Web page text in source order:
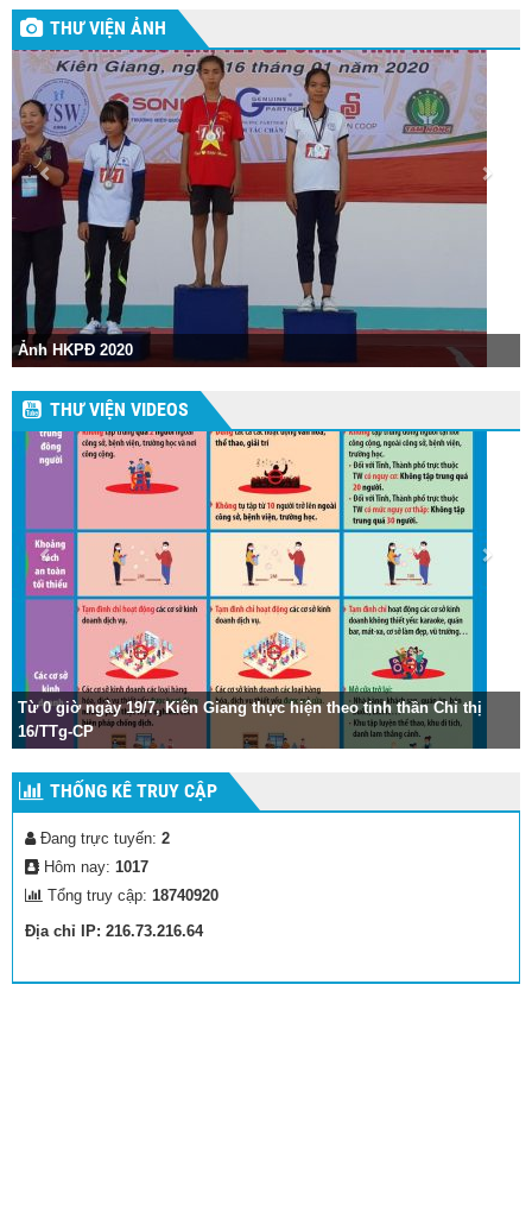
THƯ VIỆN ẢNH
Ảnh HKPĐ 2020
THƯ VIỆN VIDEOS
Từ 0 giờ ngày 19/7, Kiên Giang thực hiện theo tinh thần Chỉ thị
16/TTg-CP
THỐNG KÊ TRUY CẬP
Đang trực tuyến: 2
Hôm nay: 1017
Tổng truy cập: 18740920
Địa chỉ IP: 216.73.216.64